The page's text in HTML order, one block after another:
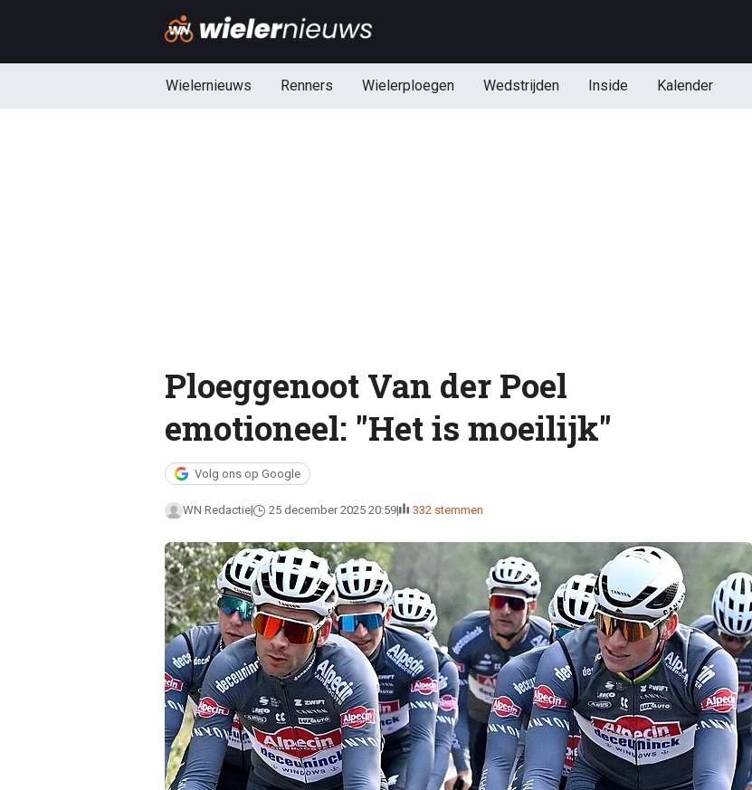
Wielernieuws Renners Wielerploegen Wedstrijden Inside Kalender
Ploeggenoot Van der Poel
emotioneel: "Het is moeilijk"
Volg ons op Google
WN Redactie 25 december 2025 20:59 332 stemmen